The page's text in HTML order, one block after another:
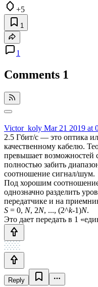
+5
1
1
Comments 1
Victor_koly Mar 21 2019 at
2.5 Гбит/с — это оптика
качественному кабелю.
превышает возможностей
полностью забить
соотношение сигнал/шум.
Под хорошим
однозначно разделить
передатчике и на
S = 0, N, 2N, ..., (2^k-1)N.
Это дает передать в 1
Reply